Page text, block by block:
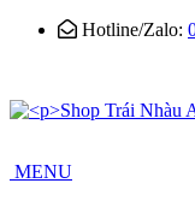
Hotline/Zalo:
MENU